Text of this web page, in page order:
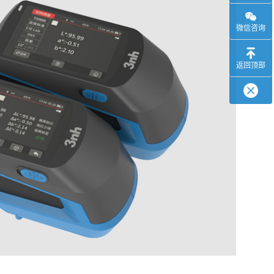
微信咨询
返回顶部